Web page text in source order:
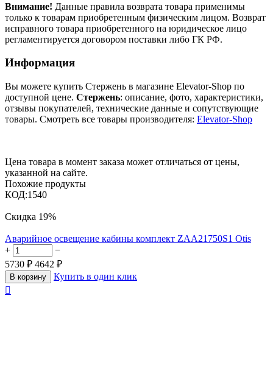
Внимание! Данные правила возврата товара применимы
только к товарам приобретенным физическим лицом. Возврат
исправного товара приобретенного на юридическое лицо
регламентируется договором поставки либо ГК РФ.
Информация
Вы можете купить Стержень в магазине Elevator-Shop по
доступной цене. Стержень: описание, фото, характеристики,
отзывы покупателей, технические данные и сопутствующие
товары. Смотреть все товары производителя: Elevator-Shop
Цена товара в момент заказа может отличаться от цены,
указанной на сайте.
Похожие продукты
КОД:1540
Скидка 19%
Аварийное освещение кабины комплект ZAA21750S1 Otis
+
−
5730 ₽ 4642 ₽
В корзину
Купить в один клик
